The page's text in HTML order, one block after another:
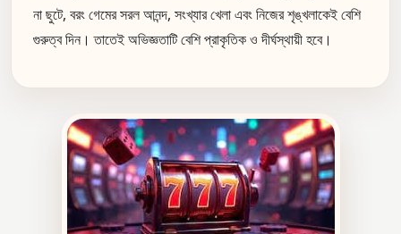
না ছুটে, বরং গেমের সরল আনন্দ, সংখ্যার খেলা এবং নিজের শৃঙ্খলাকেই বেশি
গুরুত্ব দিন। তাতেই অভিজ্ঞতাটি বেশি প্রাকৃতিক ও দীর্ঘস্থায়ী হবে।